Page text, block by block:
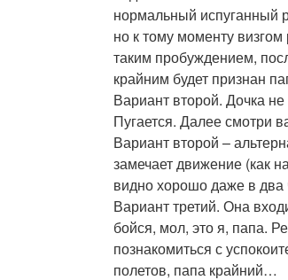
нормальный испуганный
но к тому моменту
таким пробуждением,
крайним будет признан
Вариант второй. Дочка не
Пугается. Далее смотри
Вариант второй –
замечает движение (как
видно хорошо даже в два
Вариант третий. Она
бойся, мол, это я, папа.
познакомиться с
полетов, папа крайний…